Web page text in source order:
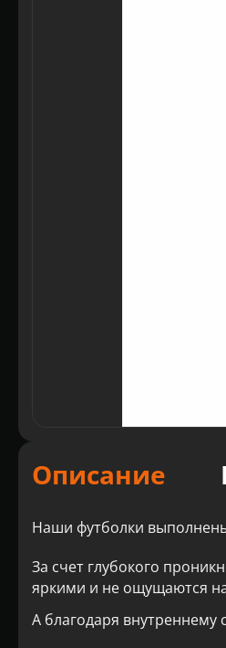
Описание
Наши футболки
За счет глубокого
яркими и не ощущаются
А благодаря